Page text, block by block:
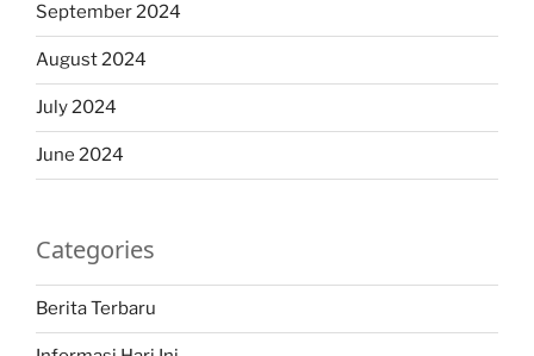
September 2024
August 2024
July 2024
June 2024
Categories
Berita Terbaru